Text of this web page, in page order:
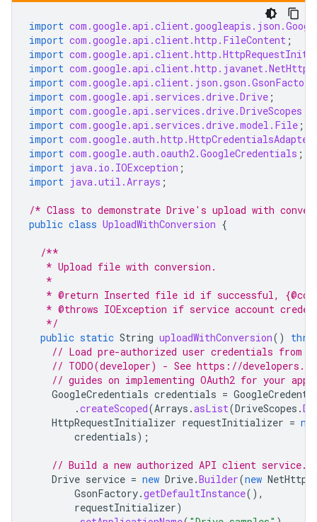
import
import com.google.api.client.http.FileContent ;
import
import
import com.google.api.client.json.gson.GsonFactory
import com.google.api.services.drive.Drive ;
import com.google.api.services.drive.DriveScopes
import com.google.api.services.drive.model.File ;
import com.google.auth.http.HttpCredentialsAdapter
import com.google.auth.oauth2.GoogleCredentials ;
import java.io.IOException ;
import java.util.Arrays ;
/* Class to demonstrate Drive's upload with
public class UploadWithConversion {
/**
   * Upload file with conversion.
   *
* @return Inserted file id if successful,
* @throws IOException if service account
   */
public static String uploadWithConversion()
// Load pre-authorized user credentials from
// TODO(developer) - See https://
// guides on implementing OAuth2 for your
GoogleCredentials credentials =
.createScoped(Arrays .asList(DriveScopes .
HttpRequestInitializer requestInitializer = new
credentials);
// Build a new authorized API client service.
Drive service = new Drive.Builder(new
GsonFactory.getDefaultInstance(),
requestInitializer)